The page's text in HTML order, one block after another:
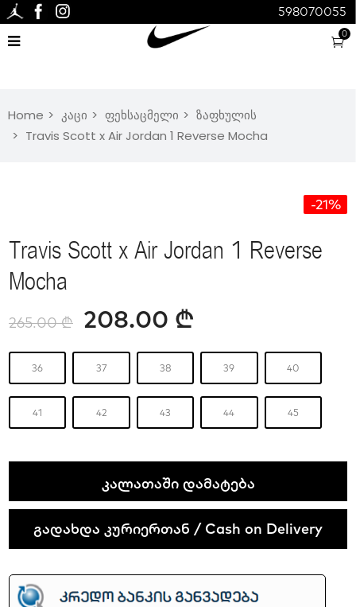
0
598070055
Home კაცი ფეხსაცმელი
ზაფხულის
Travis Scott x Air Jordan 1 Reverse Mocha
-21%
Travis Scott x Air Jordan 1 Reverse
Mocha
265.00₾ 208.00 ₾
36 37 38 39 40
41 42 43 44 45
x
Jordan
1
Reverse
ᲙᲐᲚᲐᲗᲐᲨᲘ ᲓᲐᲛᲐᲢᲔᲑᲐ
გადახდა კურიერთან / Cash on Delivery